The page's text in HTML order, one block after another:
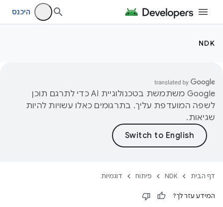
היכנס
NDK
‫Google משתמשת בטכנולוגיית AI כדי לתרגם תוכן
לשפה המועדפת עליך. בתרגומים כאלו עשויות להיות
שגיאות.
דף הבית NDK פיתוח דוגמיות
המידע עזר לך?